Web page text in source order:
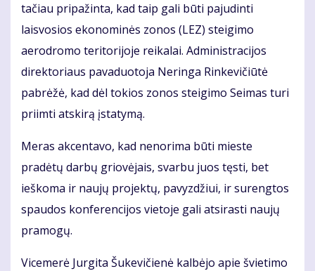
tačiau pripažinta, kad taip gali būti pajudinti
laisvosios ekonominės zonos (LEZ) steigimo
aerodromo teritorijoje reikalai. Administracijos
direktoriaus pavaduotoja Neringa Rinkevičiūtė
pabrėžė, kad dėl tokios zonos steigimo Seimas turi
priimti atskirą įstatymą.
Meras akcentavo, kad nenorima būti mieste
pradėtų darbų griovėjais, svarbu juos tęsti, bet
ieškoma ir naujų projektų, pavyzdžiui, ir surengtos
spaudos konferencijos vietoje gali atsirasti naujų
pramogų.
Vicemerė Jurgita Šukevičienė kalbėjo apie švietimo